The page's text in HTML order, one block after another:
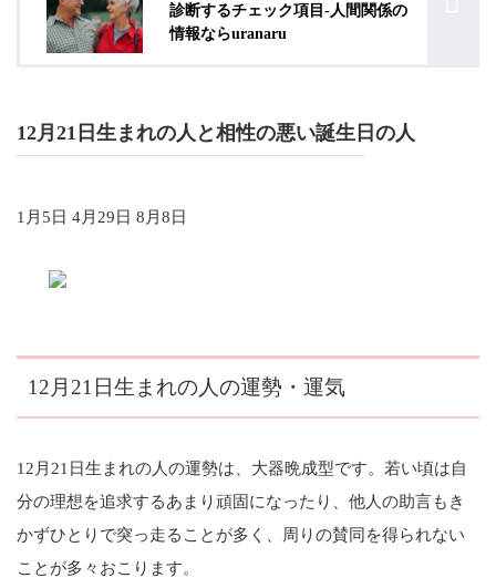
診断するチェック項目-人間関係の
情報ならuranaru
12月21日生まれの人と相性の悪い誕生日の人
1月5日 4月29日 8月8日
12月21日生まれの人の運勢・運気
12月21日生まれの人の運勢は、大器晩成型です。若い頃は自
分の理想を追求するあまり頑固になったり、他人の助言もき
かずひとりで突っ走ることが多く、周りの賛同を得られない
ことが多々おこります。